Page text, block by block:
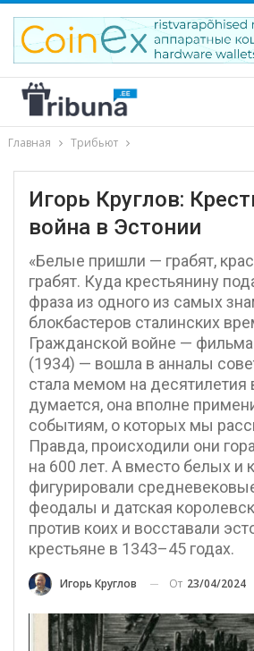
Главная Трибьют
Игорь Круглов:
война в Эстонии
«Белые пришли — грабят,
грабят. Куда крестьянину
фраза из одного из самых
блокбастеров сталинских
Гражданской войне — фильма
(1934) — вошла в анналы
стала мемом на десятилетия
думается, она вполне
событиям, о которых мы
Правда, происходили они
на 600 лет. А вместо белых и
фигурировали
феодалы и датская
против коих и восставали
крестьяне в 1343–45 годах.
Игорь Круглов От 23/04/2024